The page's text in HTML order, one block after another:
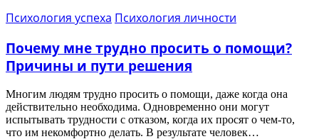
Психология успеха Психология личности
Почему мне трудно просить о помощи?
Причины и пути решения
Многим людям трудно просить о помощи, даже когда она
действительно необходима. Одновременно они могут
испытывать трудности с отказом, когда их просят о чем-то,
что им некомфортно делать. В результате человек…